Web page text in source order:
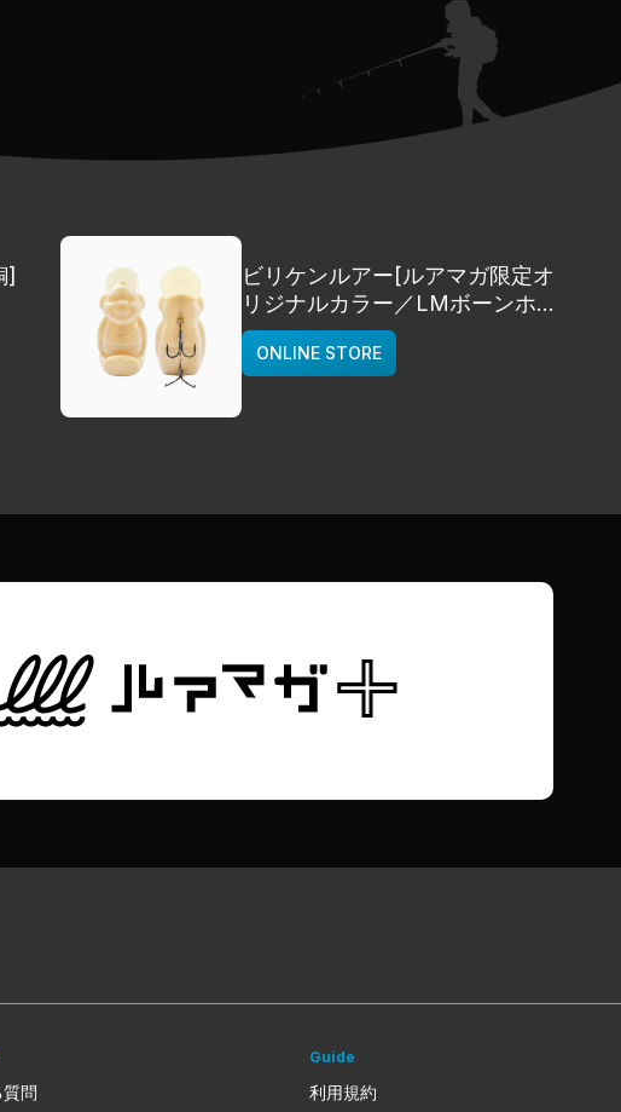
]
ビリケンルアー[ルアマガ限定オ
リジナルカラー／LMボーンホワ
イト]
deps
ONLINE STORE
問
Guide
利用規約